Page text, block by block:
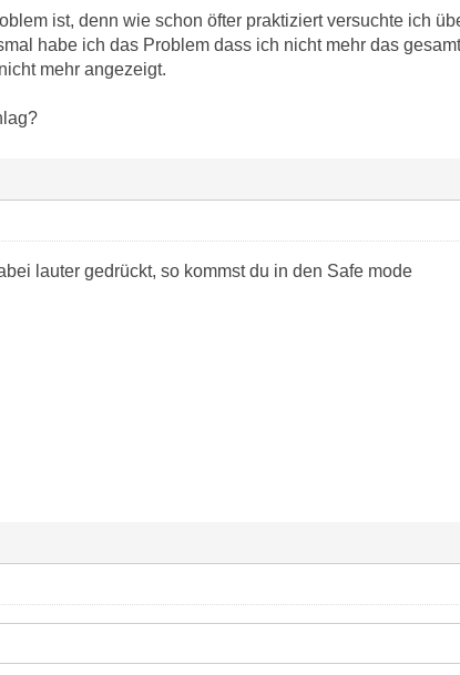
ist, denn wie schon öfter praktiziert versuchte ich
habe ich das Problem dass ich nicht mehr das
mehr angezeigt.
lauter gedrückt, so kommst du in den Safe mode